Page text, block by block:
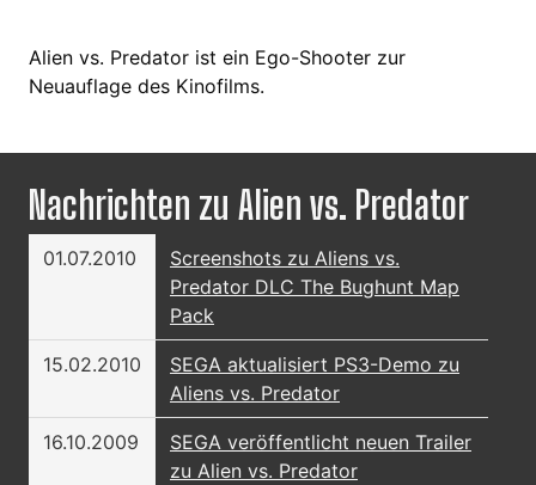
Alien vs. Predator ist ein Ego-Shooter zur
Neuauflage des Kinofilms.
Nachrichten zu Alien vs. Predator
01.07.2010
Screenshots zu Aliens vs.
Predator DLC The Bughunt Map
Pack
15.02.2010
SEGA aktualisiert PS3-Demo zu
Aliens vs. Predator
16.10.2009
SEGA veröffentlicht neuen Trailer
zu Alien vs. Predator